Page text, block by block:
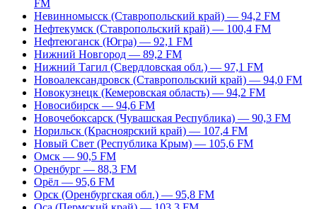
FM
Невинномысск (Ставропольский край) — 94,2 FM
Нефтекумск (Ставропольский край) — 100,4 FM
Нефтеюганск (Югра) — 92,1 FM
Нижний Новгород — 89,2 FM
Нижний Тагил (Свердловская обл.) — 97,1 FM
Новоалександровск (Ставропольский край) — 94,0 FM
Новокузнецк (Кемеровская область) — 94,2 FM
Новосибирск — 94,6 FM
Новочебоксарск (Чувашская Республика) — 90,3 FM
Норильск (Красноярский край) — 107,4 FM
Новый Свет (Республика Крым) — 105,6 FM
Омск — 90,5 FM
Оренбург — 88,3 FM
Орёл — 95,6 FM
Орск (Оренбургская обл.) — 95,8 FM